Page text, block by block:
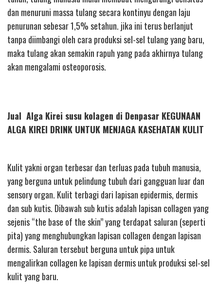
dan menuruni massa tulang secara kontinyu dengan laju
penurunan sebesar 1,5% setahun. jika ini terus berlanjut
tanpa diimbangi oleh cara produksi sel-sel tulang yang baru,
maka tulang akan semakin rapuh yang pada akhirnya tulang
akan mengalami osteoporosis.
Jual Alga Kirei susu kolagen di Denpasar KEGUNAAN
ALGA KIREI DRINK UNTUK MENJAGA KASEHATAN KULIT
Kulit yakni organ terbesar dan terluas pada tubuh manusia,
yang berguna untuk pelindung tubuh dari gangguan luar dan
sensory organ. Kulit terbagi dari lapisan epidermis, dermis
dan sub kutis. Dibawah sub kutis adalah lapisan collagen yang
sejenis “the base of the skin” yang terdapat saluran (seperti
pita) yang menghubungkan lapisan collagen dengan lapisan
dermis. Saluran tersebut berguna untuk pipa untuk
mengalirkan collagen ke lapisan dermis untuk produksi sel-sel
kulit yang baru.